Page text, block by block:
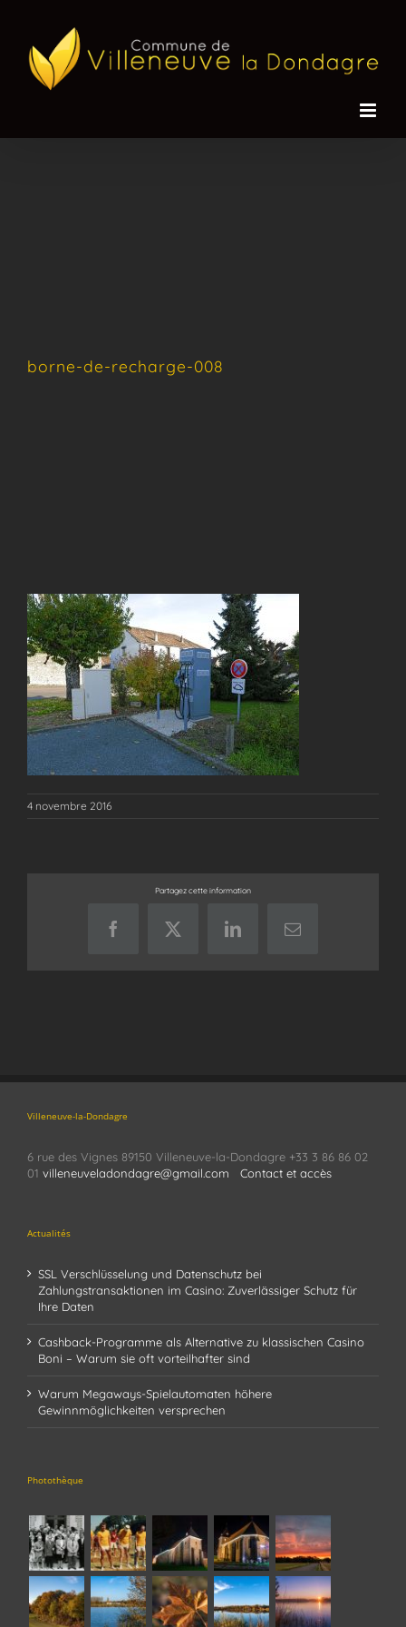
borne-de-recharge-008
4 novembre 2016
Partagez cette information
FacebookX LinkedInEmail
Villeneuve-la-Dondagre
6 rue des Vignes 89150 Villeneuve-la-Dondagre +33 3 86 86 02
01 villeneuveladondagre@gmail.com Contact et accès
Actualités
SSL Verschlüsselung und Datenschutz bei
Zahlungstransaktionen im Casino: Zuverlässiger Schutz für
Ihre Daten
Cashback-Programme als Alternative zu klassischen Casino
Boni – Warum sie oft vorteilhafter sind
Warum Megaways-Spielautomaten höhere
Gewinnmöglichkeiten versprechen
Photothèque